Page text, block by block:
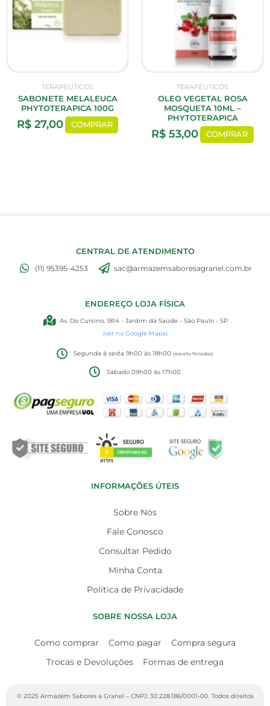
TERAPEUTICOS
SABONETE MELALEUCA
PHYTOTERAPICA 100G
R$27,00 COMPRAR
TERAPEUTICOS
OLEO VEGETAL ROSA
MOSQUETA 10ML –
PHYTOTERAPICA
R$ 53,00 COMPRAR
CENTRAL DE ATENDIMENTO
(11) 95395-4253 sac@armazemsaboresagranel.com.br
ENDEREÇO LOJA FÍSICA
Av. Do Cursino, 1814 - Jardim da Saúde - São Paulo - SP
(ver no Google Maps)
Segunda à sexta 9h00 às 18h00(exceto feriados)
Sábado 09h00 às 17h00
INFORMAÇÕES ÚTEIS
Sobre Nós
Fale Conosco
Consultar Pedido
Minha Conta
Política de Privacidade
SOBRE NOSSA LOJA
Como comprar Como pagar
Compra segura
Trocas e Devoluções
Formas de entrega
© 2025 Armazém Sabores a Granel – CNPJ: 30.228.186/0001-00. Todos direitos